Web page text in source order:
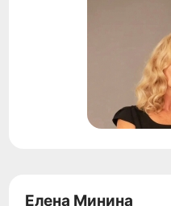
Елена Минина